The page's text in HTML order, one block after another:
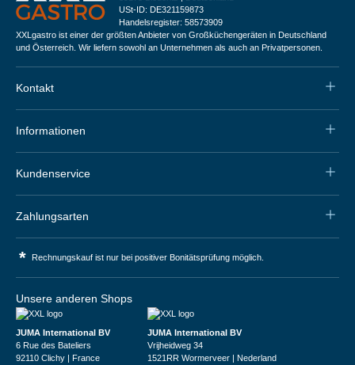
USt-ID: DE321159873
Handelsregister: 58573909
XXLgastro ist einer der größten Anbieter von Großküchengeräten in Deutschland
und Österreich. Wir liefern sowohl an Unternehmen als auch an Privatpersonen.
Kontakt
Informationen
Kundenservice
Zahlungsarten
* Rechnungskauf ist nur bei positiver Bonitätsprüfung möglich.
Unsere anderen Shops
JUMA International BV
6 Rue des Bateliers
92110 Clichy | France
JUMA International BV
Vrijheidweg 34
1521RR Wormerveer | Nederland